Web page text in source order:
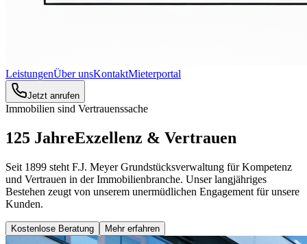
LeistungenÜber unsKontaktMieterportal
Jetzt anrufen
Immobilien sind Vertrauenssache
125 JahreExzellenz & Vertrauen
Seit 1899 steht F.J. Meyer Grundstücksverwaltung für Kompetenz
und Vertrauen in der Immobilienbranche. Unser langjähriges
Bestehen zeugt von unserem unermüdlichen Engagement für unsere
Kunden.
Kostenlose Beratung Mehr erfahren